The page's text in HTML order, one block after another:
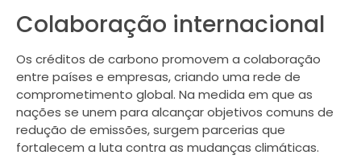
Colaboração internacional
Os créditos de carbono promovem a colaboração
entre países e empresas, criando uma rede de
comprometimento global. Na medida em que as
nações se unem para alcançar objetivos comuns de
redução de emissões, surgem parcerias que
fortalecem a luta contra as mudanças climáticas.